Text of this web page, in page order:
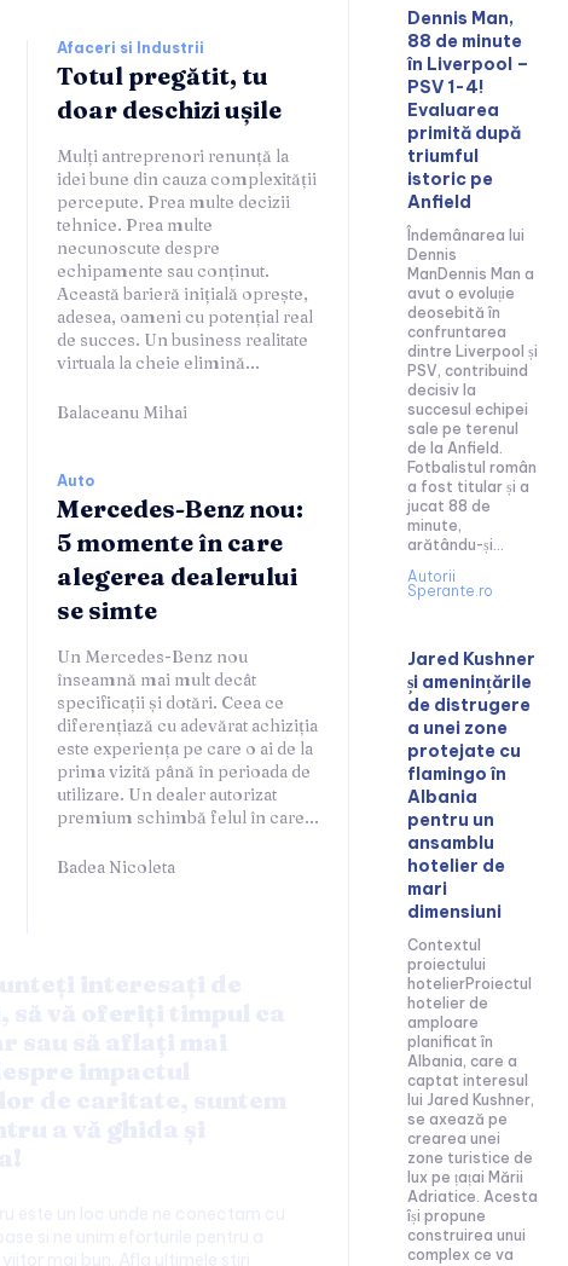
Afaceri si Industrii
Totul pregătit, tu
doar deschizi ușile
Mulți antreprenori renunță la
idei bune din cauza complexității
percepute. Prea multe decizii
tehnice. Prea multe
necunoscute despre
echipamente sau conținut.
Această barieră inițială oprește,
adesea, oameni cu potențial real
de succes. Un business realitate
virtuala la cheie elimină...
Balaceanu Mihai
Auto
Mercedes-Benz nou:
5 momente în care
alegerea dealerului
se simte
Un Mercedes-Benz nou
înseamnă mai mult decât
specificații și dotări. Ceea ce
diferențiază cu adevărat achiziția
este experiența pe care o ai de la
prima vizită până în perioada de
utilizare. Un dealer autorizat
premium schimbă felul în care...
Badea Nicoleta
Dennis Man,
88 de minute
în Liverpool –
PSV 1-4!
Evaluarea
primită după
triumful
istoric pe
Anfield
Îndemânarea lui
Dennis
ManDennis Man a
avut o evoluție
deosebită în
confruntarea
dintre Liverpool și
PSV, contribuind
decisiv la
succesul echipei
sale pe terenul
de la Anfield.
Fotbalistul român
a fost titular și a
jucat 88 de
minute,
arătându-și...
Autorii
Sperante.ro
Jared Kushner
și amenințările
de distrugere
a unei zone
protejate cu
flamingo în
Albania
pentru un
ansamblu
hotelier de
mari
dimensiuni
Contextul
proiectului
hotelierProiectul
hotelier de
amploare
planificat în
Albania, care a
captat interesul
lui Jared Kushner,
se axează pe
crearea unei
zone turistice de
lux pe țațai Mării
Adriatice. Acesta
își propune
construirea unui
complex ce va